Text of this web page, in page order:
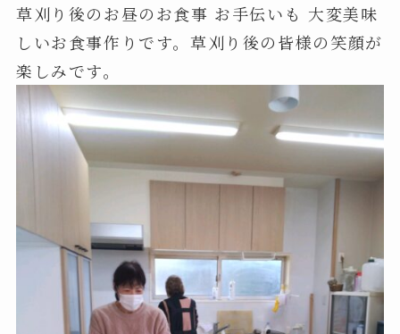
草刈り後のお昼のお食事 お手伝いも 大変美味
しいお食事作りです。草刈り後の皆様の笑顔が
楽しみです。